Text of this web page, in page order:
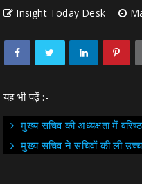
Insight Today Desk
यह भी पढ़ें :-
मुख्य सचिव की अध्यक्षता में
मुख्य सचिव ने सचिवों की ली